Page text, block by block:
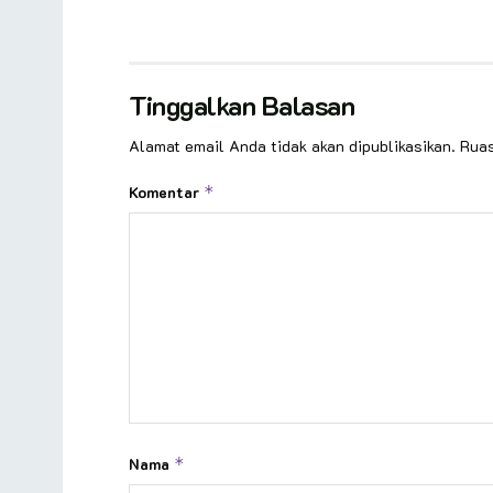
Tinggalkan Balasan
Alamat email Anda tidak akan dipublikasikan.
Komentar *
Nama *